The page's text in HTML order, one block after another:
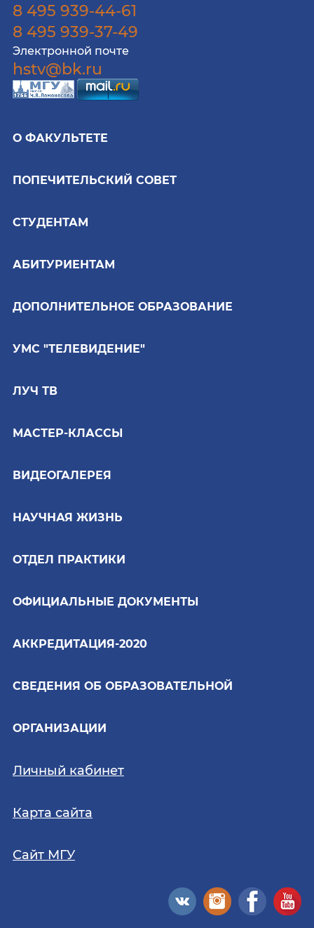
8 495 939-44-61
8 495 939-37-49
Электронной почте
hstv@bk.ru
О ФАКУЛЬТЕТЕ
ПОПЕЧИТЕЛЬСКИЙ СОВЕТ
СТУДЕНТАМ
АБИТУРИЕНТАМ
ДОПОЛНИТЕЛЬНОЕ ОБРАЗОВАНИЕ
УМС "ТЕЛЕВИДЕНИЕ"
ЛУЧ ТВ
МАСТЕР-КЛАССЫ
ВИДЕОГАЛЕРЕЯ
НАУЧНАЯ ЖИЗНЬ
ОТДЕЛ ПРАКТИКИ
ОФИЦИАЛЬНЫЕ ДОКУМЕНТЫ
АККРЕДИТАЦИЯ-2020
СВЕДЕНИЯ ОБ ОБРАЗОВАТЕЛЬНОЙ
ОРГАНИЗАЦИИ
Личный кабинет
Карта сайта
Сайт МГУ